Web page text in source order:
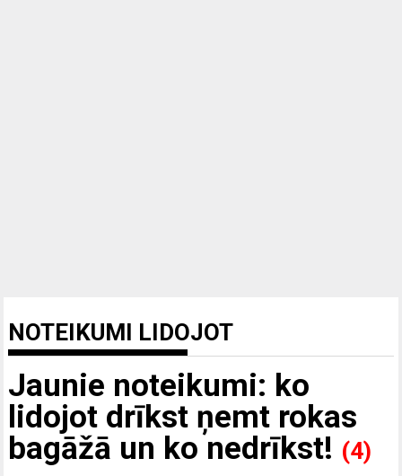
NOTEIKUMI LIDOJOT
Jaunie noteikumi: ko
lidojot drīkst ņemt rokas
bagāžā un ko nedrīkst! (4)